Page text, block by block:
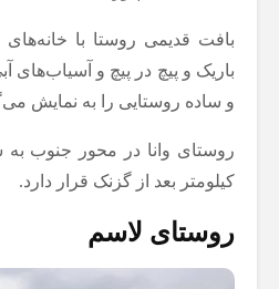
بافت قدیمی روستا با
باریک و پیچ در پیچ و آسیاب‌های
و ساده روستایی را به نمایش
روستای وانا در محور جنوب
کیلومتر بعد از گزنک قرار دارد.
روستای لاسم